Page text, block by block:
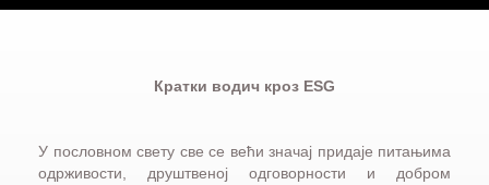
Кратки водич кроз ESG
У пословном свету све се већи значај придаје питањима
одрживости, друштвеној одговорности и добром